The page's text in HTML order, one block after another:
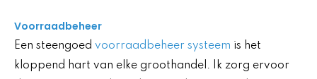
Voorraadbeheer
Een steengoed voorraadbeheer systeem is het
kloppend hart van elke groothandel. Ik zorg ervoor